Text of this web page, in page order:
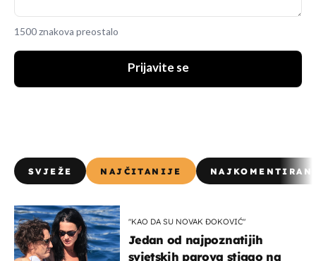
1500 znakova preostalo
Prijavite se
SVJEŽE NAJČITANIJE
"KAO DA SU NOVAK ĐOKOVIĆ"
Jedan od najpoznatijih
svjetskih parova stigao na